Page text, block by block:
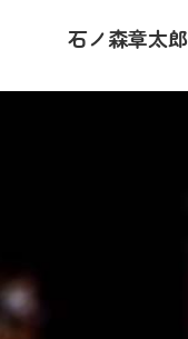
石ノ森章太郎